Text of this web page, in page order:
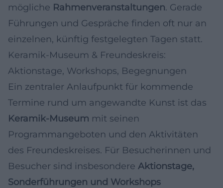
mögliche Rahmenveranstaltungen. Gerade
Führungen und Gespräche finden oft nur an
einzelnen, künftig festgelegten Tagen statt.
Keramik-Museum & Freundeskreis:
Aktionstage, Workshops, Begegnungen
Ein zentraler Anlaufpunkt für kommende
Termine rund um angewandte Kunst ist das
Keramik-Museum mit seinen
Programmangeboten und den Aktivitäten
des Freundeskreises. Für Besucherinnen und
Besucher sind insbesondere Aktionstage,
Sonderführungen und Workshops